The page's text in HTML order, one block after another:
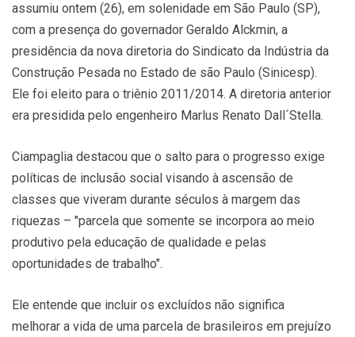
assumiu ontem (26), em solenidade em São Paulo (SP),
com a presença do governador Geraldo Alckmin, a
presidência da nova diretoria do Sindicato da Indústria da
Construção Pesada no Estado de são Paulo (Sinicesp).
Ele foi eleito para o triênio 2011/2014. A diretoria anterior
era presidida pelo engenheiro Marlus Renato Dall´Stella.
Ciampaglia destacou que o salto para o progresso exige
políticas de inclusão social visando à ascensão de
classes que viveram durante séculos à margem das
riquezas – "parcela que somente se incorpora ao meio
produtivo pela educação de qualidade e pelas
oportunidades de trabalho".
Ele entende que incluir os excluídos não significa
melhorar a vida de uma parcela de brasileiros em prejuízo